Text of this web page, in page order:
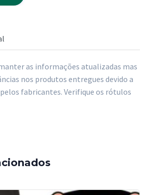
as informações atualizadas mas
nos produtos entregues devido a
fabricantes. Verifique os rótulos